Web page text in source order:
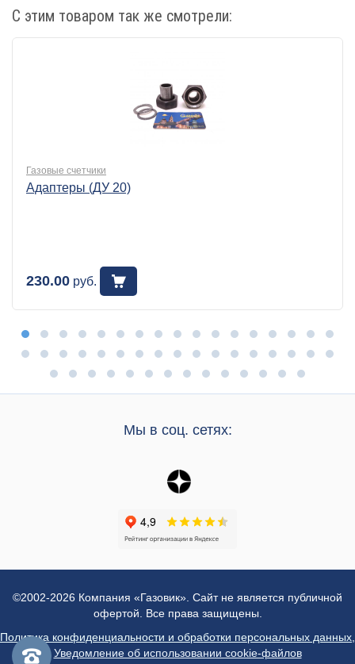
С этим товаром так же смотрели:
Газовые счетчики
Адаптеры (ДУ 20)
230.00 руб.
Мы в соц. сетях:
©2002-2026 Компания «Газовик». Сайт не является публичной
офертой. Все права защищены.
Политика конфиденциальности и обработки персональных данных
Уведомление об использовании cookie-файлов